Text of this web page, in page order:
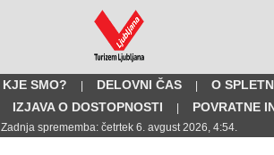
KJE SMO? | DELOVNI ČAS |
O
IZJAVA O DOSTOPNOSTI | POVRATNE
Zadnja sprememba: četrtek 6. avgust 2026, 4:54.